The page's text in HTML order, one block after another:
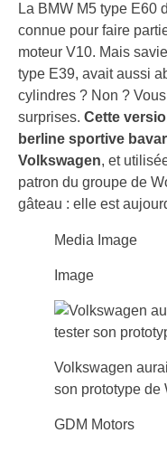
La BMW M5 type E60
connue pour faire
moteur V10. Mais
type E39, avait aussi
cylindres ? Non ?
surprises. Cette
berline sportive
Volkswagen, et
patron du groupe de
gâteau : elle est
Media Image
Image
Volkswagen
son prototype de
GDM Motors